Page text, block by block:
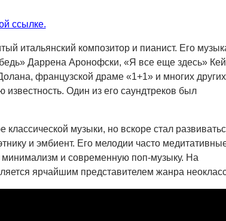
ссылке.
итальянский композитор и пианист. Его
Даррена Аронофски, «Я все еще здесь»
французской драме «1+1» и многих других
Один из его саундтреков был
музыки, но вскоре стал
и эмбиент. Его мелодии часто
минимализм и современную поп-музыку. На
ярчайшим представителем жанра